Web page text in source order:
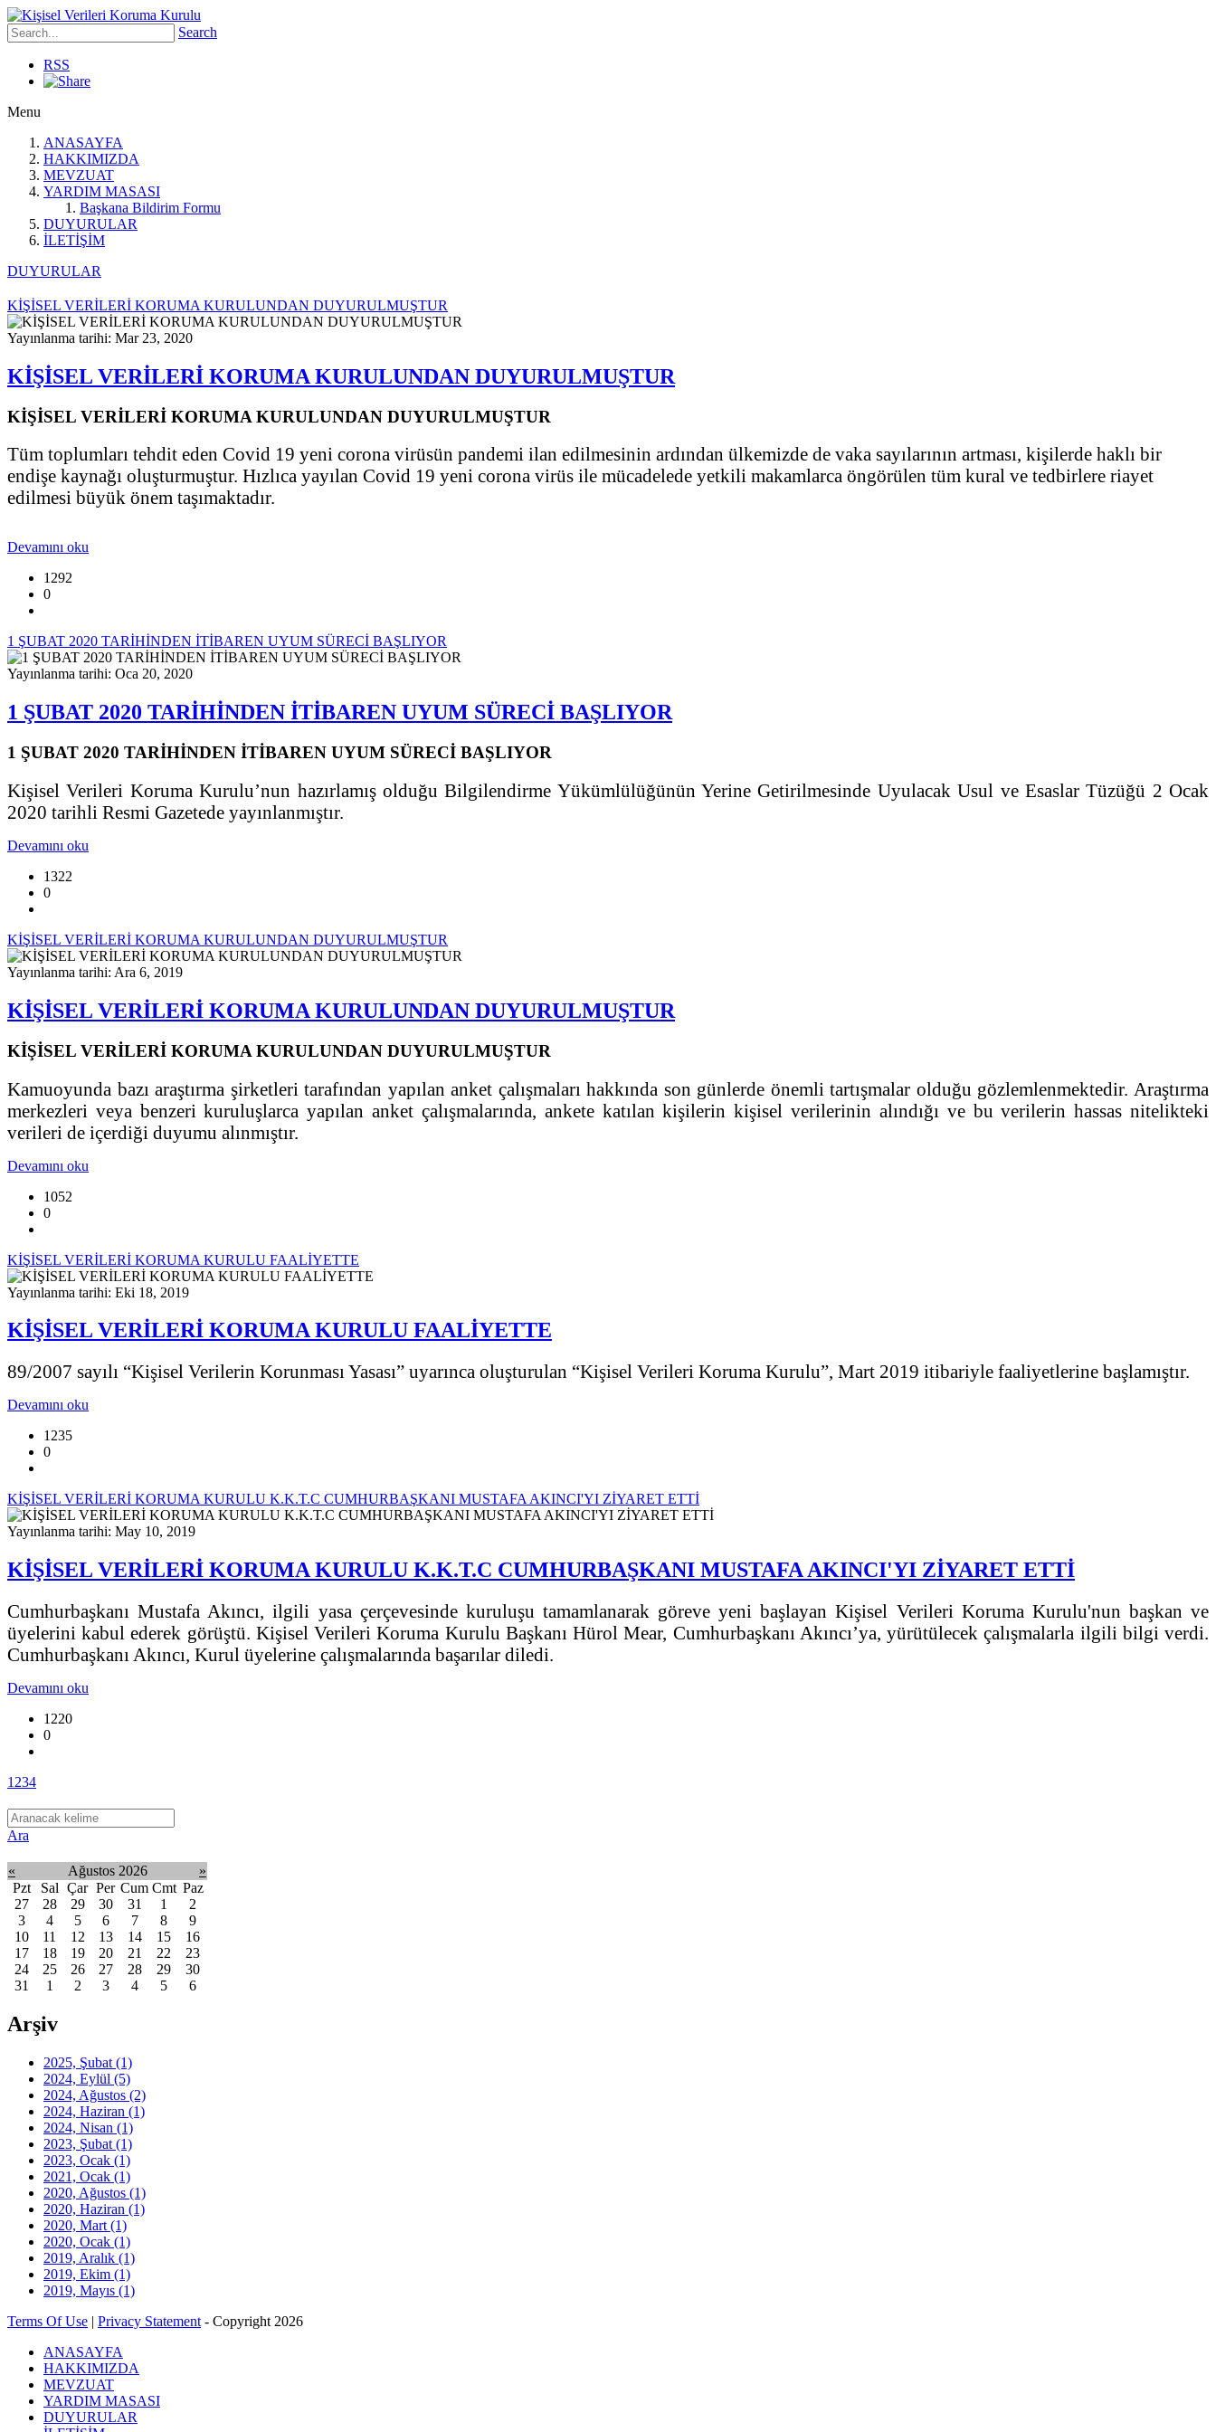
Search
RSS
Menu
ANASAYFA
HAKKIMIZDA
MEVZUAT
YARDIM MASASI
Başkana Bildirim Formu
DUYURULAR
İLETİŞİM
DUYURULAR
KİŞİSEL VERİLERİ KORUMA KURULUNDAN DUYURULMUŞTUR
Yayınlanma tarihi: Mar 23, 2020
KİŞİSEL VERİLERİ KORUMA KURULUNDAN DUYURULMUŞTUR
KİŞİSEL VERİLERİ KORUMA KURULUNDAN DUYURULMUŞTUR
Tüm toplumları tehdit eden Covid 19 yeni corona virüsün pandemi ilan edilmesinin ardından ülkemizde de vaka sayılarının artması, kişilerde haklı bir
endişe kaynağı oluşturmuştur. Hızlıca yayılan Covid 19 yeni corona virüs ile mücadelede yetkili makamlarca öngörülen tüm kural ve tedbirlere riayet
edilmesi büyük önem taşımaktadır.
Devamını oku
1292
0
1 ŞUBAT 2020 TARİHİNDEN İTİBAREN UYUM SÜRECİ BAŞLIYOR
Yayınlanma tarihi: Oca 20, 2020
1 ŞUBAT 2020 TARİHİNDEN İTİBAREN UYUM SÜRECİ BAŞLIYOR
1 ŞUBAT 2020 TARİHİNDEN İTİBAREN UYUM SÜRECİ BAŞLIYOR
Kişisel Verileri Koruma Kurulu’nun hazırlamış olduğu Bilgilendirme Yükümlülüğünün Yerine Getirilmesinde Uyulacak Usul ve Esaslar Tüzüğü 2 Ocak
2020 tarihli Resmi Gazetede yayınlanmıştır.
Devamını oku
1322
0
KİŞİSEL VERİLERİ KORUMA KURULUNDAN DUYURULMUŞTUR
Yayınlanma tarihi: Ara 6, 2019
KİŞİSEL VERİLERİ KORUMA KURULUNDAN DUYURULMUŞTUR
KİŞİSEL VERİLERİ KORUMA KURULUNDAN DUYURULMUŞTUR
Kamuoyunda bazı araştırma şirketleri tarafından yapılan anket çalışmaları hakkında son günlerde önemli tartışmalar olduğu gözlemlenmektedir. Araştırma
merkezleri veya benzeri kuruluşlarca yapılan anket çalışmalarında, ankete katılan kişilerin kişisel verilerinin alındığı ve bu verilerin hassas nitelikteki
verileri de içerdiği duyumu alınmıştır.
Devamını oku
1052
0
KİŞİSEL VERİLERİ KORUMA KURULU FAALİYETTE
Yayınlanma tarihi: Eki 18, 2019
KİŞİSEL VERİLERİ KORUMA KURULU FAALİYETTE
89/2007 sayılı “Kişisel Verilerin Korunması Yasası” uyarınca oluşturulan “Kişisel Verileri Koruma Kurulu”, Mart 2019 itibariyle faaliyetlerine başlamıştır.
Devamını oku
1235
0
KİŞİSEL VERİLERİ KORUMA KURULU K.K.T.C CUMHURBAŞKANI MUSTAFA AKINCI'YI ZİYARET ETTİ
Yayınlanma tarihi: May 10, 2019
KİŞİSEL VERİLERİ KORUMA KURULU K.K.T.C CUMHURBAŞKANI MUSTAFA AKINCI'YI ZİYARET ETTİ
Cumhurbaşkanı Mustafa Akıncı, ilgili yasa çerçevesinde kuruluşu tamamlanarak göreve yeni başlayan Kişisel Verileri Koruma Kurulu'nun başkan ve
üyelerini kabul ederek görüştü. Kişisel Verileri Koruma Kurulu Başkanı Hürol Mear, Cumhurbaşkanı Akıncı’ya, yürütülecek çalışmalarla ilgili bilgi verdi.
Cumhurbaşkanı Akıncı, Kurul üyelerine çalışmalarında başarılar diledi.
Devamını oku
1220
0
1 234
Ara
« Ağustos 2026
»
Pzt
Sal Çar Per Cum Cmt Paz
27
28 29 30 31 1
2
3
4 5 6 7 8
9
10
11 12 13 14 15
16
17
18 19 20 21 22
23
24
25 26 27 28 29
30
31
1 2 3 4 5 6
Arşiv
2025, Şubat (1)
2024, Eylül (5)
2024, Ağustos (2)
2024, Haziran (1)
2024, Nisan (1)
2023, Şubat (1)
2023, Ocak (1)
2021, Ocak (1)
2020, Ağustos (1)
2020, Haziran (1)
2020, Mart (1)
2020, Ocak (1)
2019, Aralık (1)
2019, Ekim (1)
2019, Mayıs (1)
Terms Of Use | Privacy Statement - Copyright 2026
ANASAYFA
HAKKIMIZDA
MEVZUAT
YARDIM MASASI
DUYURULAR